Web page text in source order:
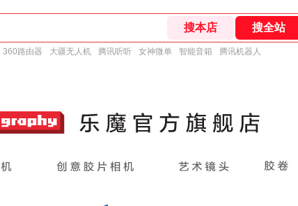
360路由器 大疆无人机 腾讯听听 女神微单 智能音箱 腾讯机器人